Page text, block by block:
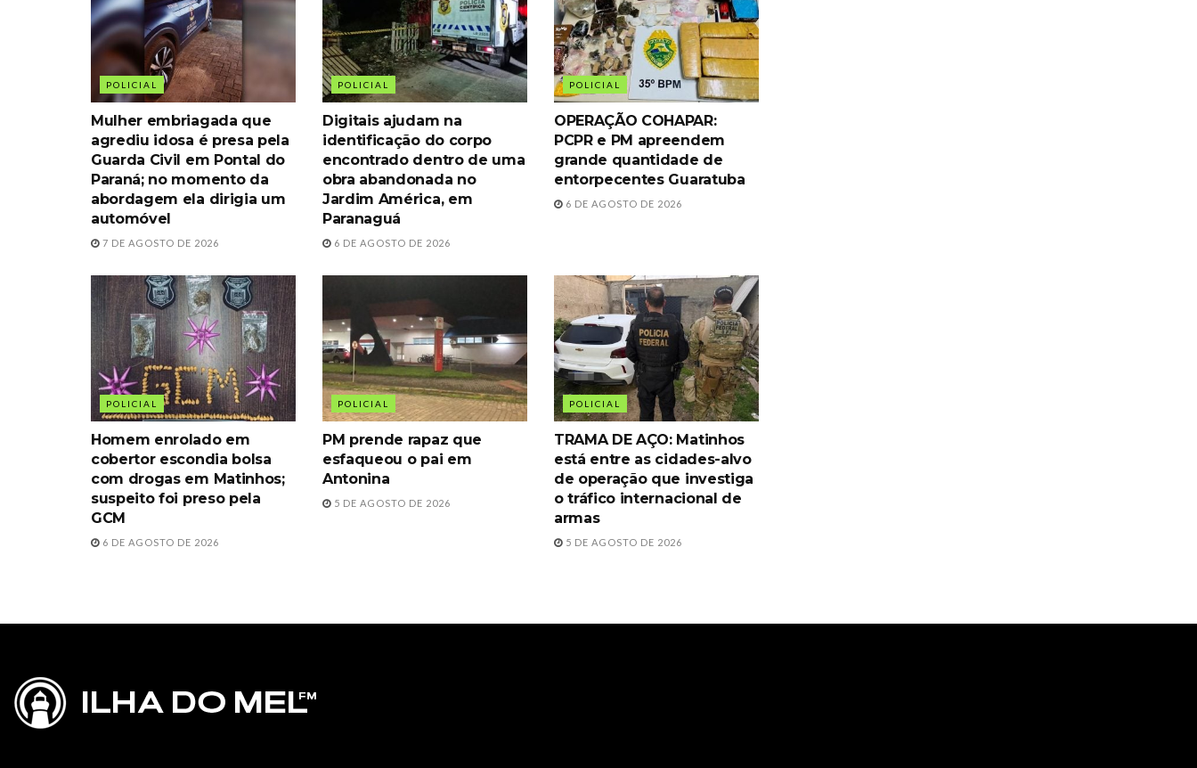
POLICIAL
Mulher embriagada que
agrediu idosa é presa pela
Guarda Civil em Pontal do
Paraná; no momento da
abordagem ela dirigia um
automóvel
7 DE AGOSTO DE 2026
POLICIAL
Digitais ajudam na
identificação do corpo
encontrado dentro de uma
obra abandonada no
Jardim América, em
Paranaguá
6 DE AGOSTO DE 2026
POLICIAL
OPERAÇÃO COHAPAR:
PCPR e PM apreendem
grande quantidade de
entorpecentes Guaratuba
6 DE AGOSTO DE 2026
POLICIAL
Homem enrolado em
cobertor escondia bolsa
com drogas em Matinhos;
suspeito foi preso pela
GCM
6 DE AGOSTO DE 2026
POLICIAL
PM prende rapaz que
esfaqueou o pai em
Antonina
5 DE AGOSTO DE 2026
POLICIAL
TRAMA DE AÇO: Matinhos
está entre as cidades-alvo
de operação que investiga
o tráfico internacional de
armas
5 DE AGOSTO DE 2026